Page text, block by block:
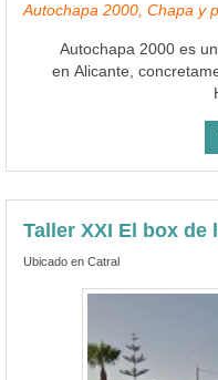
Autochapa 2000, Chapa y
Autochapa 2000 es
en Alicante,
Taller XXI El box de
Ubicado en Catral